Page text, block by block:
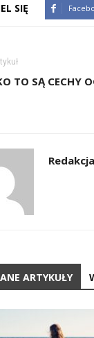
SIĘ
TO SĄ CECHY
Redakcja
ARTYKUŁY